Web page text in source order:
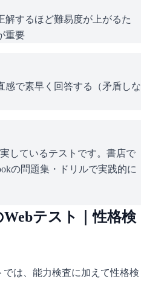
解するほど難易度が上がるた
重要
感で素早く回答する（矛盾しな
しているテストです。書店で
の問題集・ドリルで実践的に
Webテスト｜性格検
では、能力検査に加えて性格検